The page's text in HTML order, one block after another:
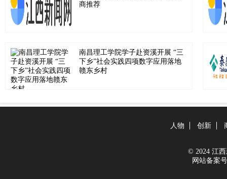
商推荐
南昌理工学院学子赴资溪开展 “三
下乡”社会实践四项数字应用落地
赣东乡村
人物 创新
© 2024 江西
网站备案